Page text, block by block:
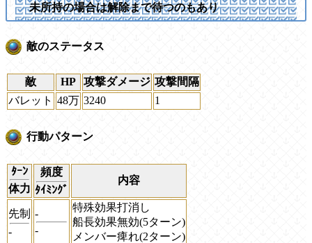
未所持の場合は解除まで待つのもあり
敵のステータス
敵 HP 攻撃ダメージ 攻撃間隔
バレット 48万 3240 1
行動パターン
ﾀｰﾝ
体力
頻度
ﾀｲﾐﾝｸﾞ
内容
先制
-
-
-
特殊効果打消し
船長効果無効(5ターン)
メンバー痺れ(2ターン)